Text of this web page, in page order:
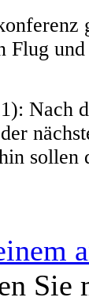
Flug
Nach
sollen
Sie